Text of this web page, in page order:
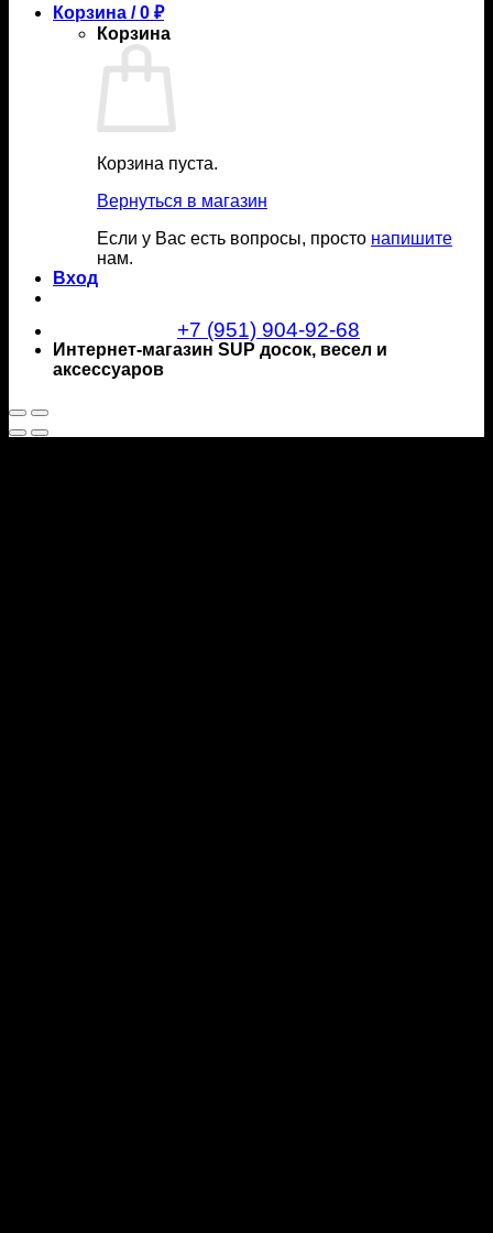
Корзина /0 ₽
Корзина
Корзина пуста.
Вернуться в магазин
Если у Вас есть вопросы, просто напишите
нам.
Вход
+7 (951) 904-92-68
Интернет-магазин SUP досок, весел и
аксессуаров